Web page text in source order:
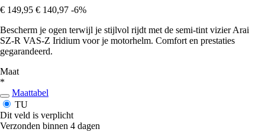
€ 149,95 € 140,97 -6%
Bescherm je ogen terwijl je stijlvol rijdt met de semi-tint vizier Arai
SZ-R VAS-Z Iridium voor je motorhelm. Comfort en prestaties
gegarandeerd.
Maat
*
Maattabel
TU
Dit veld is verplicht
Verzonden binnen 4 dagen